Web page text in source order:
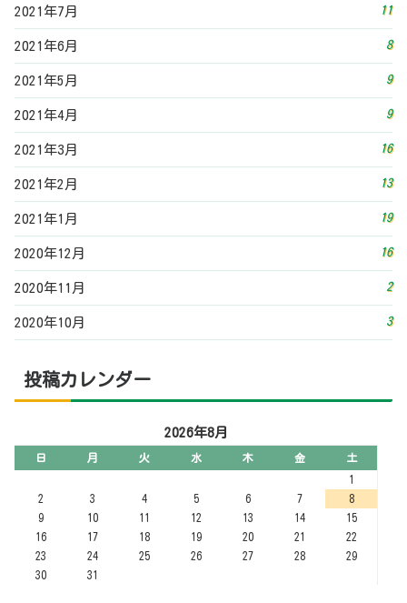
2021年7月 11
2021年6月 8
2021年5月 9
2021年4月 9
2021年3月 16
2021年2月 13
2021年1月 19
2020年12月 16
2020年11月 2
2020年10月 3
投稿カレンダー
2026年8月
日 月 火 水 木 金
土
1
2
3 4 5 6 7
8
9
10 11 12 13 14
15
16
17 18 19 20 21
22
23
24 25 26 27 28
29
30
31